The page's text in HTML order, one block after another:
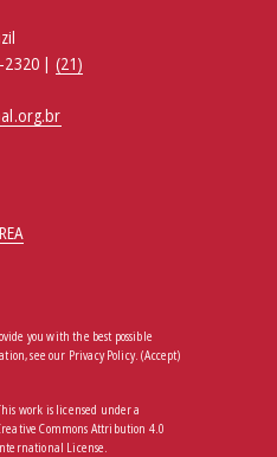
2320 | (21)
you with the best possible
see our Privacy Policy.(Accept)
work is licensed under a
Commons Attribution 4.0
License.